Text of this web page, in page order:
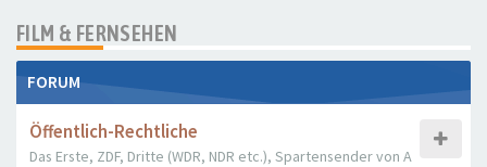
FILM & FERNSEHEN
FORUM
Öffentlich-Rechtliche
Das Erste, ZDF, Dritte (WDR, NDR etc.), Spartensender von A